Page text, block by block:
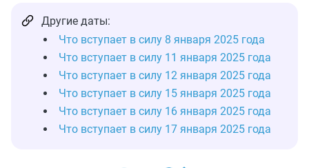
Другие даты:
Что вступает в силу 8 января 2025 года
Что вступает в силу 11 января 2025 года
Что вступает в силу 12 января 2025 года
Что вступает в силу 15 января 2025 года
Что вступает в силу 16 января 2025 года
Что вступает в силу 17 января 2025 года